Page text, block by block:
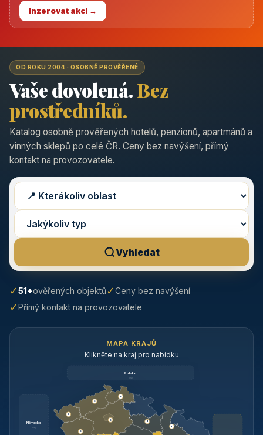
Inzerovat akci →
OD ROKU 2004 · OSOBNĚ PROVĚŘENÉ
Vaše dovolená.Bez
prostředníků.
Katalog osobně prověřených hotelů, penzionů, apartmánů a
vinných sklepů po celé ČR. Ceny bez navýšení, přímý
kontakt na provozovatele.
Vyhledat
✓51+ověřených objektů✓Ceny bez navýšení
✓Přímý kontakt na provozovatele
MAPA KRAJŮ
Klikněte na kraj pro nabídku
Polsko
brzy
Německo
brzy
3
3
3
3
3
1
1